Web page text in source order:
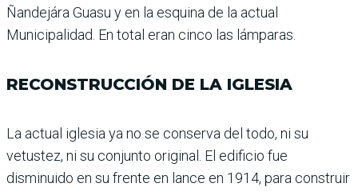
Ñandejára Guasu y en la esquina de la actual
Municipalidad. En total eran cinco las lámparas.
RECONSTRUCCIÓN DE LA IGLESIA
La actual iglesia ya no se conserva del todo, ni su
vetustez, ni su conjunto original. El edificio fue
disminuido en su frente en lance en 1914, para construir